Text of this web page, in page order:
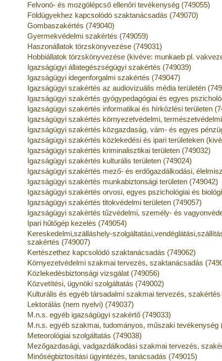
Felvonó- és mozgólépcső ellenőri tevékenység (749055)
Földügyekhez kapcsolódó szaktanácsadás (749070)
Gombaszakértés (749040)
Gyermekvédelmi szakértés (749059)
Haszonállatok törzskönyvezése (749031)
Hobbiállatok törzskönyvezése (kivéve: munkaeb pl.
Igazságügyi állategészségügyi szakértés (749039)
Igazságügyi idegenforgalmi szakértés (749047)
Igazságügyi szakértés az audiovizuális média területén
Igazságügyi szakértés gyógypedagógiai és egyes
Igazságügyi szakértés informatikai és hírközlési területen
Igazságügyi szakértés környezetvédelmi,
Igazságügyi szakértés közgazdaság, vám- és egyes
Igazságügyi szakértés közlekedési és ipari területeken
Igazságügyi szakértés kriminalisztikai területen (749032)
Igazságügyi szakértés kulturális területen (749024)
Igazságügyi szakértés mező- és erdőgazdálkodási,
Igazságügyi szakértés munkabiztonsági területen (749042)
Igazságügyi szakértés orvosi, egyes pszichológiai és
Igazságügyi szakértés titokvédelmi területen (749057)
Igazságügyi szakértés tűzvédelmi, személy- és
Ipari hűtőgép kezelés (749054)
Kereskedelmi,szálláshely-
szakértés (749007)
Kertészethez kapcsolódó szaktanácsadás (749062)
Környezetvédelmi szakmai tervezés, szaktanácsadás
Közlekedésbiztonsági vizsgálat (749056)
Közvetítési, ügynöki szolgáltatás (749002)
Kulturális és egyéb társadalmi szakmai tervezés, szakértés
Lektorálás (nem nyelvi) (749037)
M.n.s. egyéb igazságügyi szakértő (749033)
M.n.s. egyéb szakmai, tudományos, műszaki tevékenység
Meteorológiai szolgáltatás (749038)
Mezőgazdasági, vadgazdálkodási szakmai tervezés,
Minőségbiztosítási ügyintézés, tanácsadás (749015)